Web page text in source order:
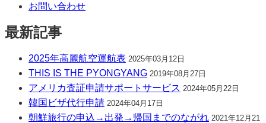
お問い合わせ
最新記事
2025年高麗航空運航表 2025年03月12日
THIS IS THE PYONGYANG 2019年08月27日
アメリカ査証申請サポートサービス 2024年05月22日
韓国ビザ代行申請 2024年04月17日
朝鮮旅行の申込→出発→帰国までのながれ 2021年12月21